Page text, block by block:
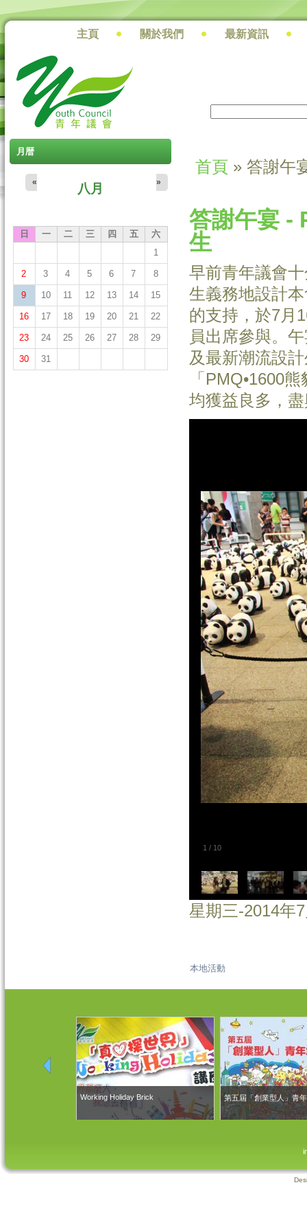
搜尋
主頁 關於我們 最新資訊
月暦
八月
« »
日 一 二 三 四 五
六
1
2 3 4 5 6 7 8
9 10 11 12 13 14 15
16 17 18 19 20 21 22
23 24 25 26 27 28 29
30 31
您在這裡
首頁 » 答謝午
答謝午宴 -
生
早前青年議會
生義務地設計
的支持，於7月
員出席參與。
及最新潮流設
「PMQ•1600
均獲益良多，
1 / 10
星期三-2014年
本地活動
Working Holiday Brick 第五屆「創業型人」青